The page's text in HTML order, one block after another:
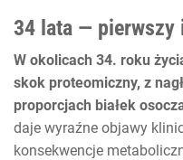
34 lata — pierwszy
W okolicach 34. roku
skok proteomiczny, z
proporcjach białek
daje wyraźne objawy
konsekwencje